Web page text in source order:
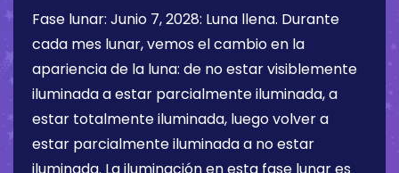
Fase lunar: Junio 7, 2028: Luna llena. Durante
cada mes lunar, vemos el cambio en la
apariencia de la luna: de no estar visiblemente
iluminada a estar parcialmente iluminada, a
estar totalmente iluminada, luego volver a
estar parcialmente iluminada a no estar